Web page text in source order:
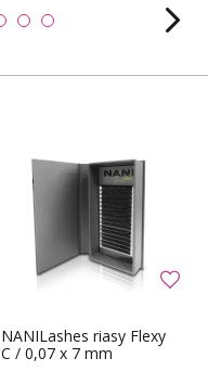
NANILashes riasy Flexy
C / 0,07 x 7 mm